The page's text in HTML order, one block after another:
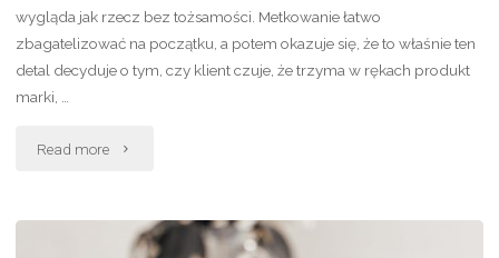
wygląda jak rzecz bez tożsamości. Metkowanie łatwo
zbagatelizować na początku, a potem okazuje się, że to właśnie ten
detal decyduje o tym, czy klient czuje, że trzyma w rękach produkt
marki, …
Read more "Co
wiedzieć,